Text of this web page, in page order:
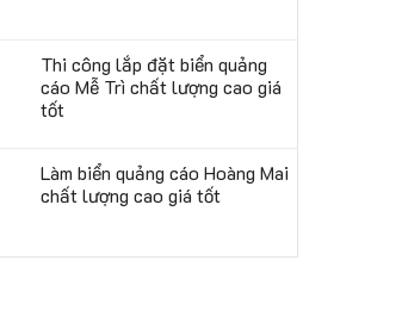
Thi công lắp đặt biển quảng
cáo Mễ Trì chất lượng cao giá
tốt
Làm biển quảng cáo Hoàng Mai
chất lượng cao giá tốt